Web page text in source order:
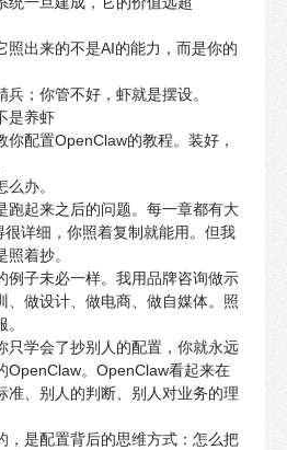
照出来的不是AI的能力，而是你的
；你管不好，虾就是摆设。
是养虾
你配置OpenClaw的教程。装好，
办。
跑起来之后的问题。每一章都有大
详细，你照着复制就能用。但我
着抄。
例子未必一样。我用品牌咨询做示
、做设计、做电商、做自媒体。照
只学会了抄别人的配置，你就永远
OpenClaw。OpenClaw看起来在
准、别人的判断、别人对业务的理
，是配置背后的思维方式：怎么把